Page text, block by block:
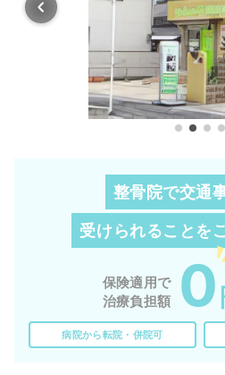
整骨院で交通
受けられることを
保険適用で
治療負担額
0
病院から転院・併院可